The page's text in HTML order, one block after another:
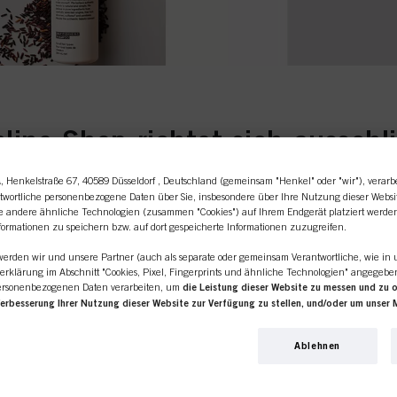
Reisegröße-Treue-Angebot
von mind. 285€ und erhalte ABC Minis Deiner Wahl
die Minis separat in den Warenkorb
kann ein zweites Paket ausgesucht
Shop richtet sich
Friseursalons / -unternehmen.
EINEN
richtig.
ICH BIN
Wenn Sie
klicken Sie
, Henkelstraße 67, 40589 Düsseldorf , Deutschland (gemeinsam "Henkel" oder "wir"),
personenbezogene Daten über Sie, insbesondere über Ihre Nutzung dieser
andere ähnliche Technologien (zusammen "Cookies") auf Ihrem Endgerät platziert
zu speichern bzw. auf dort gespeicherte Informationen zuzugreifen.
wir und unsere Partner (auch als separate oder gemeinsam Verantwortliche, wie in
im Abschnitt "Cookies, Pixel, Fingerprints und ähnliche Technologien"
Daten verarbeiten, um die Leistung dieser Website zu messen und zu
Ihrer Nutzung dieser Website zur Verfügung zu stellen, und/oder um unser
pflegen und individuelle Profile über Sie erstellen, die mit Daten angereichert
Ablehnen